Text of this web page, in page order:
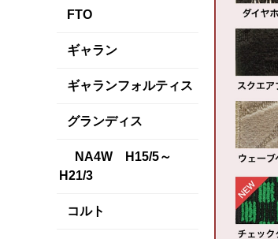
FTO
ギャラン
ギャランフォルティス
グランディス
NA4W H15/5～
H21/3
コルト